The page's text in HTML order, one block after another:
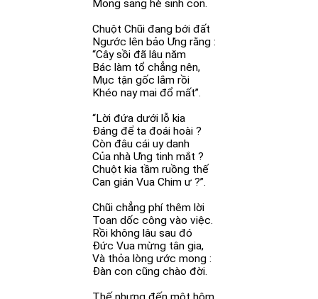
Mong sang hè sinh con.
Chuột Chũi đang bới đất
Ngước lên bảo Ưng rằng :
“Cây sồi đã lâu năm
Bác làm tổ chẳng nên,
Mục tận gốc lắm rồi
Khéo nay mai đổ mất”.
“Lời đứa dưới lỗ kia
Đáng để ta đoái hoài ?
Còn đâu cái uy danh
Của nhà Ưng tinh mắt ?
Chuột kia tầm ruồng thế
Can gián Vua Chim ư ?”.
Chũi chẳng phí thêm lời
Toan dốc công vào việc.
Rồi không lâu sau đó
Đức Vua mừng tân gia,
Và thỏa lòng ước mong :
Đàn con cũng chào đời.